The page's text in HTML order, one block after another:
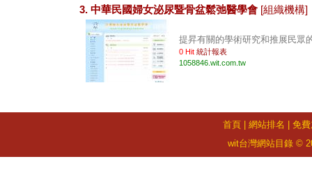
3. 中華民國婦女泌尿暨骨盆鬆弛醫學會 [組織機構]
提昇有關的學術研究和推展民眾
0 Hit 統計報表
1058846.wit.com.tw
首頁| 網站排名
免
wit台灣網站目錄 ©